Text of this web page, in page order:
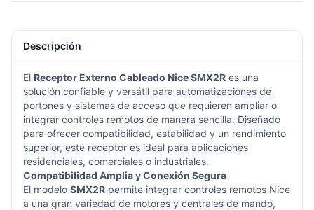
Descripción
El Receptor Externo Cableado Nice SMX2R es una
solución confiable y versátil para automatizaciones de
portones y sistemas de acceso que requieren ampliar o
integrar controles remotos de manera sencilla. Diseñado
para ofrecer compatibilidad, estabilidad y un rendimiento
superior, este receptor es ideal para aplicaciones
residenciales, comerciales o industriales.
Compatibilidad Amplia y Conexión Segura
El modelo SMX2R permite integrar controles remotos Nice
a una gran variedad de motores y centrales de mando,